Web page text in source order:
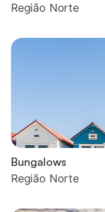
Região Norte
Bungalows
Região Norte